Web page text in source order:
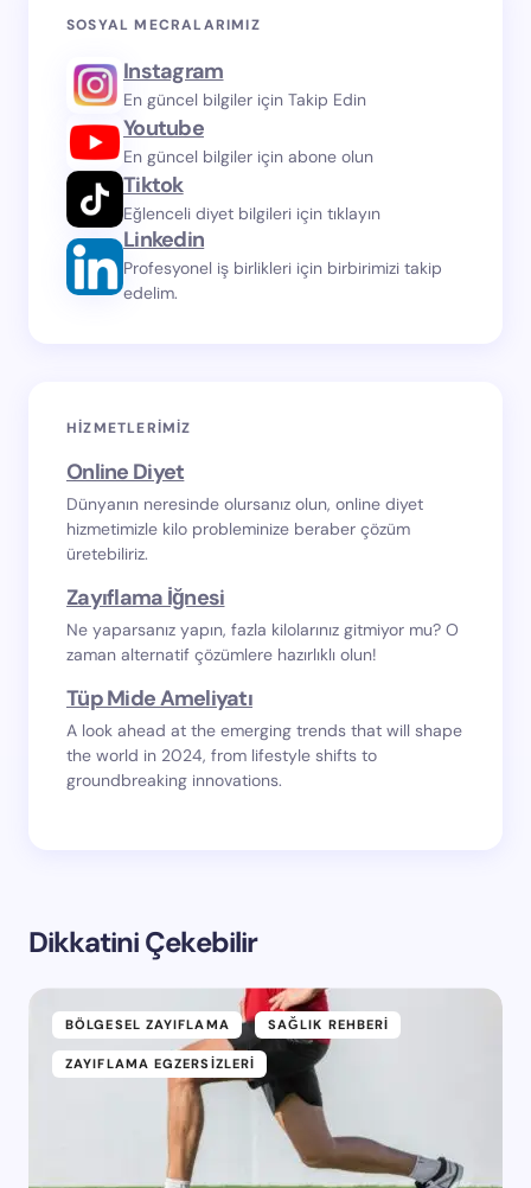
SOSYAL MECRALARIMIZ
Instagram
En güncel bilgiler için Takip Edin
Youtube
En güncel bilgiler için abone olun
Tiktok
Eğlenceli diyet bilgileri için tıklayın
Linkedin
Profesyonel iş birlikleri için birbirimizi takip
edelim.
HIZMETLERIMIZ
Online Diyet
Dünyanın neresinde olursanız olun, online diyet
hizmetimizle kilo probleminize beraber çözüm
üretebiliriz.
Zayıflama İğnesi
Ne yaparsanız yapın, fazla kilolarınız gitmiyor mu? O
zaman alternatif çözümlere hazırlıklı olun!
Tüp Mide Ameliyatı
A look ahead at the emerging trends that will shape
the world in 2024, from lifestyle shifts to
groundbreaking innovations.
Dikkatini Çekebilir
BÖLGESEL ZAYIFLAMA SAĞLIK REHBERI
ZAYIFLAMA EGZERSIZLERI